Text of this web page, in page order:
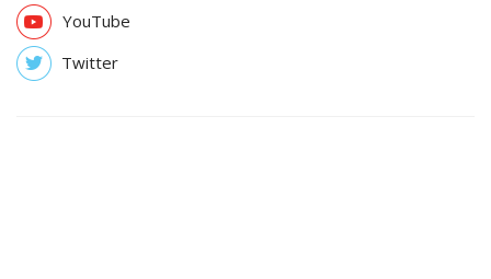
YouTube
Twitter